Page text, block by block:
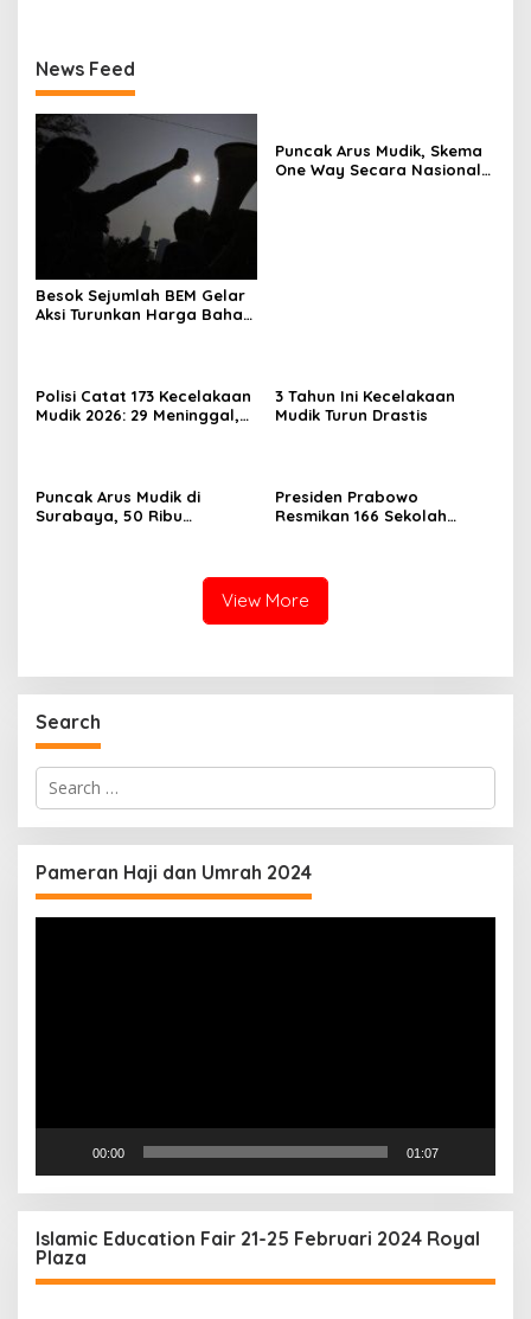
News Feed
Besok Sejumlah BEM Gelar
Aksi Turunkan Harga Bahan
Puncak Arus Mudik, Skema
One Way Secara Nasional
Polisi Catat 173 Kecelakaan
Mudik 2026: 29 Meninggal,
3 Tahun Ini Kecelakaan
Mudik Turun Drastis
Puncak Arus Mudik di
Surabaya, 50 Ribu
Presiden Prabowo
Resmikan 166 Sekolah
View More
Search
Search
for:
Pameran Haji dan Umrah 2024
00:00 01:07
Islamic Education Fair 21-25 Februari 2024 Royal
Plaza